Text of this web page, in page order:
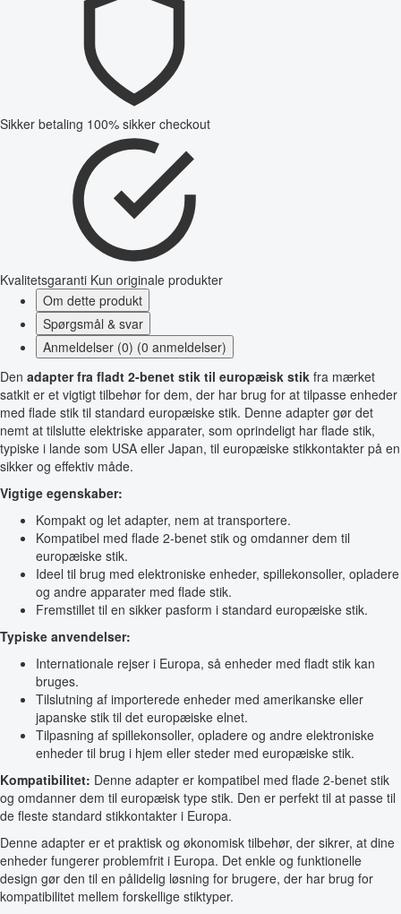
Sikker betaling 100% sikker checkout
Kvalitetsgaranti Kun originale produkter
Om dette produkt
Spørgsmål & svar
Anmeldelser (0) (0 anmeldelser)
Den adapter fra fladt 2-benet stik til europæisk stik fra mærket
satkit er et vigtigt tilbehør for dem, der har brug for at tilpasse enheder
med flade stik til standard europæiske stik. Denne adapter gør det
nemt at tilslutte elektriske apparater, som oprindeligt har flade stik,
typiske i lande som USA eller Japan, til europæiske stikkontakter på en
sikker og effektiv måde.
Vigtige egenskaber:
Kompakt og let adapter, nem at transportere.
Kompatibel med flade 2-benet stik og omdanner dem til
europæiske stik.
Ideel til brug med elektroniske enheder, spillekonsoller, opladere
og andre apparater med flade stik.
Fremstillet til en sikker pasform i standard europæiske stik.
Typiske anvendelser:
Internationale rejser i Europa, så enheder med fladt stik kan
bruges.
Tilslutning af importerede enheder med amerikanske eller
japanske stik til det europæiske elnet.
Tilpasning af spillekonsoller, opladere og andre elektroniske
enheder til brug i hjem eller steder med europæiske stik.
Kompatibilitet: Denne adapter er kompatibel med flade 2-benet stik
og omdanner dem til europæisk type stik. Den er perfekt til at passe til
de fleste standard stikkontakter i Europa.
Denne adapter er et praktisk og økonomisk tilbehør, der sikrer, at dine
enheder fungerer problemfrit i Europa. Det enkle og funktionelle
design gør den til en pålidelig løsning for brugere, der har brug for
kompatibilitet mellem forskellige stiktyper.